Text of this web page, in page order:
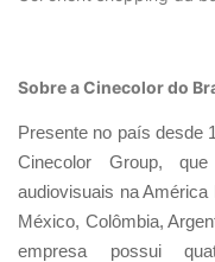
Sobre a Cinecolor do
Presente no país desde
Cinecolor Group,
audiovisuais na
México, Colômbia,
empresa possui